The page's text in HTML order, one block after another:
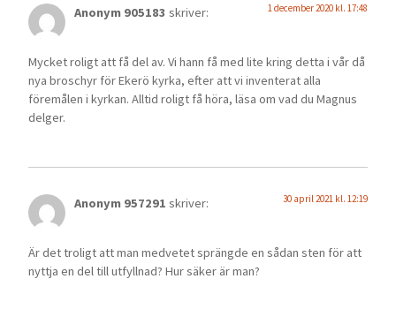
Anonym 905183 skriver: 1 december 2020 kl. 17:48
Mycket roligt att få del av. Vi hann få med lite kring detta i vår då
nya broschyr för Ekerö kyrka, efter att vi inventerat alla
föremålen i kyrkan. Alltid roligt få höra, läsa om vad du Magnus
delger.
Anonym 957291 skriver: 30 april 2021 kl. 12:19
Är det troligt att man medvetet sprängde en sådan sten för att
nyttja en del till utfyllnad? Hur säker är man?